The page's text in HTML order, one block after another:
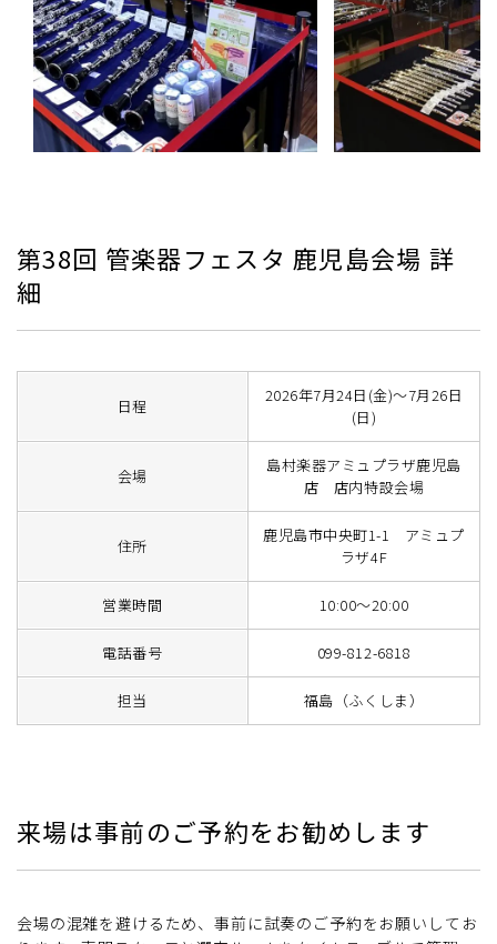
第38回 管楽器フェスタ 鹿児島会場 詳
細
日程
2026年7月24日(金)～7月26日
(日)
会場
島村楽器アミュプラザ鹿児島
店 店内特設会場
住所
鹿児島市中央町1-1 アミュプ
ラザ4F
営業時間 10:00～20:00
電話番号 099-812-6818
担当 福島（ふくしま）
来場は事前のご予約をお勧めします
会場の混雑を避けるため、事前に試奏のご予約をお願いしてお